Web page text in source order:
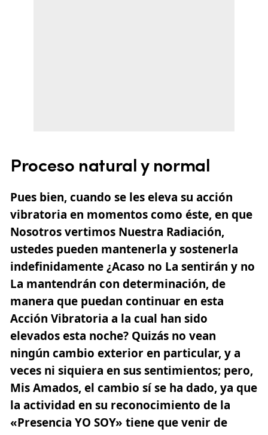
Proceso natural y normal
Pues bien, cuando se les eleva su acción
vibratoria en momentos como éste, en que
Nosotros vertimos Nuestra Radiación,
ustedes pueden mantenerla y sostenerla
indefinidamente ¿Acaso no La sentirán y no
La mantendrán con determinación, de
manera que puedan continuar en esta
Acción Vibratoria a la cual han sido
elevados esta noche? Quizás no vean
ningún cambio exterior en particular, y a
veces ni siquiera en sus sentimientos; pero,
Mis Amados, el cambio sí se ha dado, ya que
la actividad en su reconocimiento de la
«Presencia YO SOY» tiene que venir de